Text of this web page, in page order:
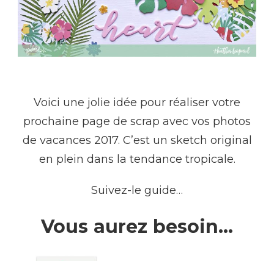
Voici une jolie idée pour réaliser votre
prochaine page de scrap avec vos photos
de vacances 2017. C’est un sketch original
en plein dans la tendance tropicale.
Suivez-le guide…
Vous aurez besoin…